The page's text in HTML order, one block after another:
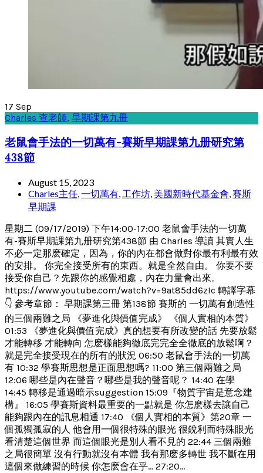
17 Sep
Charles 查老師, 早期課第九冊
老鼠會手法的一切萬有-賽斯早期課第九册研究第
438節
August 15, 2023
Charles主任,一切萬有, 工作坊, 美國新時代基金會,賽斯
早期課
星期二 (09/17/2019) 下午14:00-17:00 老鼠會手法的一切萬
有-賽斯早期課第九册研究第438節 由 Charles 導讀 其實人生
不必一定那麽確定，因為，你的內在都會做對你最有利最有效
的安排。 你完全接受所有的東西。就是全然自由。 你要不要
接受你自己？先跟你的感覺相處，內在力量會出來。
https://www.youtube.com/watch?v=9at85dd6zIc 轉譯字幕
👇 參考章節： 早期課第三冊 第138節 賽斯的 一切萬有創造性
的三個兩難之局 《夢進化與價值完成》 《個人實相的本質》
01:53 《夢進化與價值完成》真的想要有所改變的話 先要放鬆
才能轉移 才能轉向 怎麽樣能夠徹底完完全全徹底的放鬆啊？
就是完全接受現在的所有的狀況 06:50 老鼠會手法的一切萬
有 10:32 學賽斯思想是正面思想嗎? 11:00 第三個兩難之局
12:06 哪些是內在聲音？哪些是我的聲音呢？ 14:40 在學
14:45 轉移是通過暗示suggestion 15:09『物質宇宙是意念建
構』 16:05 學賽斯資料最重要的一點就是 你怎麽樣去讓自己
能夠跟內在的訊息相通 17:40 《個人實相的本質》第20章 一
個孤獨孤寂的人 他會用一個很特殊的眼光 很銳利而特殊眼光
看清楚這個世界 而這個眼光是別人看不見的 22:44 三個兩難
之局很簡單 沒有行動就沒有本體 我有那麽多轉世 我不斷在用
這個來做練習的時候 你怎麽會在乎... 27:20...